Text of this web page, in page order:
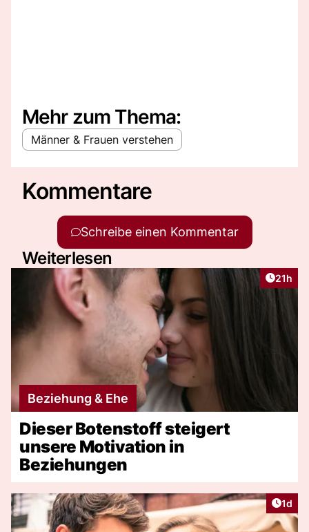
Mehr zum Thema:
Männer & Frauen verstehen
Kommentare
Schreibe einen Kommentar
Weiterlesen
Artikel
21h
Beziehung & Ehe
Dieser Botenstoff steigert
unsere Motivation in
Beziehungen
1d